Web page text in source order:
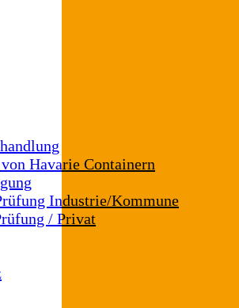
Havarie Containern
Industrie/Kommune
/ Privat